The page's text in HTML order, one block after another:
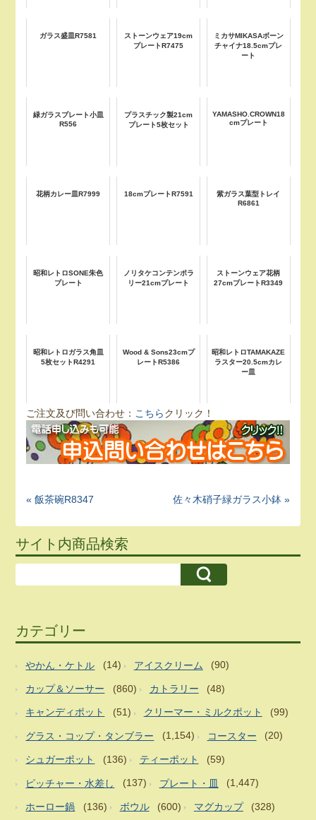
ガラス盛皿R7581
ストーンウェア19cm
プレートR7475
ミカサMIKASAボーン
チャイナ18.5cmプレ
ート
緑ガラスプレート小皿
R556
プラスチック製21cm
プレート5枚セット
YAMASHO.CROWN18
cmプレート
花柄カレー皿R7999 18cmプレートR7591
紫ガラス葉型トレイ
R6861
昭和レトロSONE朱色
プレート
ノリタケコンテンポラ
リー21cmプレート
ストーンウェア花柄
27cmプレートR3349
昭和レトロガラス角皿
5枚セットR4291
Wood & Sons23cmプ
レートR5386
昭和レトロTAMAKAZE
ラスター20.5cmカレ
ー皿
ご注文及び問い合わせ： こちらクリック！
« 飯茶碗R8347 佐々木硝子緑ガラス小鉢 »
サイト内商品検索
カテゴリー
やかん・ケトル (14) アイスクリーム (90)
カップ＆ソーサー (860) カトラリー (48)
キャンディポット (51) クリーマー・ミルクポット (99)
グラス・コップ・タンブラー (1,154) コースター (20)
シュガーポット (136) ティーポット (59)
ピッチャー・水差し (137) プレート・皿 (1,447)
ホーロー鍋 (136) ボウル (600) マグカップ (328)